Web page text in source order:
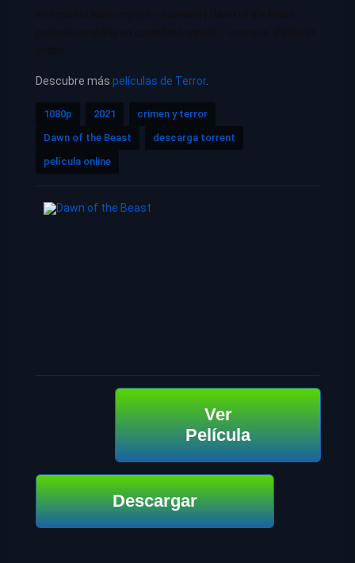
Descubre más películas de Terror.
1080p 2021
crimen y terror
Dawn of the Beast
descarga torrent
película online
Ver
Película
Descargar